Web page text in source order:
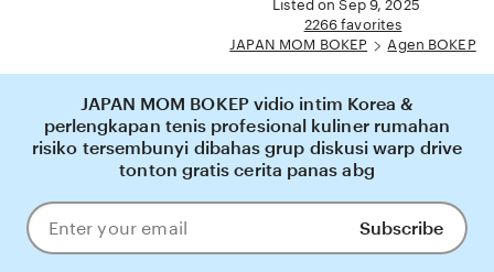
pecinta BOKEP online di Indonesia.Listed on Sep 9, 2025
2266 favorites
JAPAN MOM BOKEP
Agen BOKEP
JAPAN MOM BOKEP vidio intim Korea &
perlengkapan tenis profesional kuliner rumahan
risiko tersembunyi dibahas grup diskusi warp drive
tonton gratis cerita panas abg
Enter
your
Subscribe